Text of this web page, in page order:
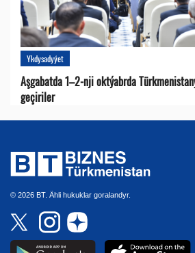
Ykdysadyýet
Aşgabatda 1–2-nji oktýabrda
geçiriler
© 2026 BT. Ähli hukuklar goralandyr.